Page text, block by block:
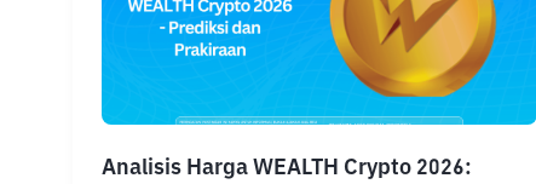
Analisis Harga WEALTH Crypto 2026: